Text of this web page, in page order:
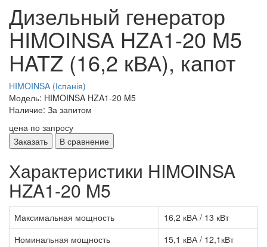
Дизельный генератор
HIMOINSA HZA1-20 M5
HATZ (16,2 кВА), капот
HIMOINSA (Іспанія)
Модель: HIMOINSA HZA1-20 M5
Наличие: За запитом
цена по запросу
Заказать
В сравнение
Характеристики HIMOINSA
HZA1-20 M5
Максимальная мощность
16,2 кВА / 13 кВт
Номинальная мощность
15,1 кВА / 12,1кВт